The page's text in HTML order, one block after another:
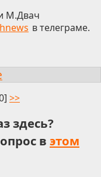
М.Двач
в телеграме.
>>
здесь?
в этом